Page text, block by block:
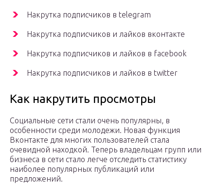
Накрутка подписчиков в telegram
Накрутка подписчиков и лайков вконтакте
Накрутка подписчиков и лайков в facebook
Накрутка подписчиков и лайков в twitter
Как накрутить просмотры
Социальные сети стали очень популярны, в
особенности среди молодежи. Новая функция
Вконтакте для многих пользователей стала
очевидной находкой. Теперь владельцам групп или
бизнеса в сети стало легче отследить статистику
наиболее популярных публикаций или
предложений.